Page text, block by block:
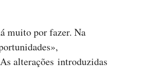
muito por fazer. Na
alterações introduzidas